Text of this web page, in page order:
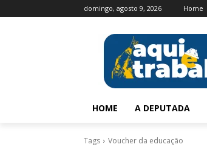
domingo, agosto 9, 2026 Home
HOME A DEPUTADA
Tags Voucher da educação